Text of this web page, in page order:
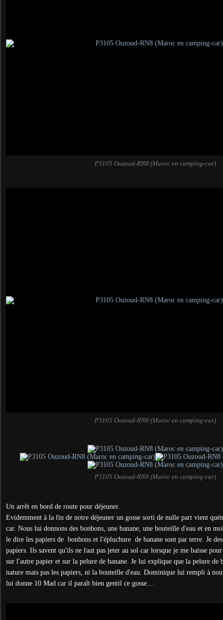
P3105 Ouzoud-RN8 (Maroc en camping-car)
P3105 Ouzoud-RN8 (Maroc en camping-car)
P3105 Ouzoud-RN8 (Maroc en camping-car)
Un arrêt en bord de route pour déjeuner.
Evidemment à la fin de notre déjeuner un gosse sorti de nulle part vient
car. Nous lui donnons des bonbons, une banane, une bouteille d'eau et en
le dire les papiers de bonbons et l'épluchure de banane sont par terre. Je
papiers. Ils savent qu'ils ne faut pas jeter au sol car lorsque je me baisse
sur l'autre papier et sur la pelure de banane. Je lui explique que la pelure
nature mais pas les papiers, ni la bouteille d'eau. Dominique lui rempli à
lui donne 10 Mad car il paraît bien gentil ce gosse....